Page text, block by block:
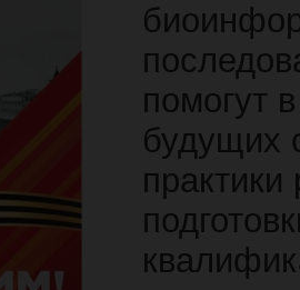
помогут
будущих